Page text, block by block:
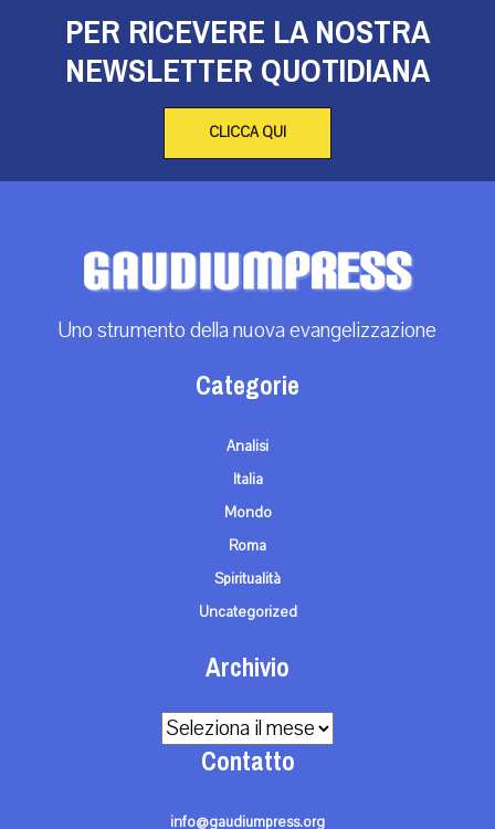
PER RICEVERE LA NOSTRA
NEWSLETTER QUOTIDIANA
CLICCA QUI
Uno strumento della nuova evangelizzazione
Categorie
Analisi
Italia
Mondo
Roma
Spiritualità
Uncategorized
Archivio
Archivio
Contatto
info@gaudiumpress.org